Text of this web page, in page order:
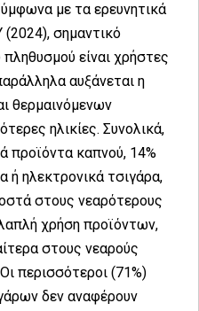
με τα ερευνητικά
σημαντικό
είναι χρήστες
αυξάνεται η
θερμαινόμενων
ηλικίες. Συνολικά,
προϊόντα καπνού, 14%
ή ηλεκτρονικά τσιγάρα,
στους νεαρότερους
χρήση προϊόντων,
στους νεαρούς
περισσότεροι (71%)
δεν αναφέρουν